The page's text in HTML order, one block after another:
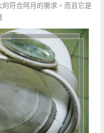
符合阿月的需求，而且它是